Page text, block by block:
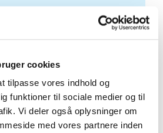
cookies
tilpasse vores indhold og
funktioner til sociale medier og til
Vi deler også oplysninger om
med vores partnere inden